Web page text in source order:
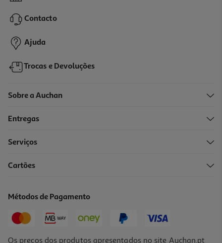
1,00 €Contacto
Ajuda
Trocas e Devoluções
Sobre a Auchan
Entregas
Serviços
Cartões
Métodos de Pagamento
Os preços dos produtos apresentados no site Auchan.pt